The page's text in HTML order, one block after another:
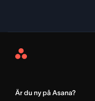
Asana
Är du ny på Asana?